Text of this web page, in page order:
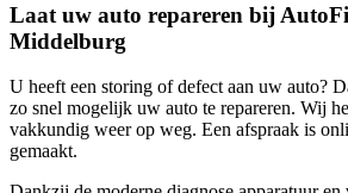
Laat uw auto repareren bij
Middelburg
U heeft een storing of defect aan uw auto?
zo snel mogelijk uw auto te repareren. Wij
vakkundig weer op weg. Een afspraak is
gemaakt.